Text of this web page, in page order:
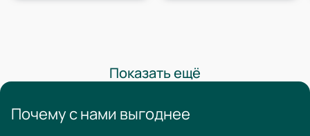
Показать ещё
Почему с нами выгоднее